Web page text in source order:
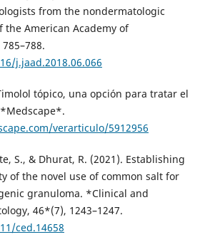
from the nondermatologic
American Academy of
j.jaad.2018.06.066
tópico, una opción para tratar el
verarticulo/5912956
S., & Dhurat, R. (2021). Establishing
of the novel use of common salt for
granuloma. *Clinical and
46*(7), 1243–1247.
ced.14658